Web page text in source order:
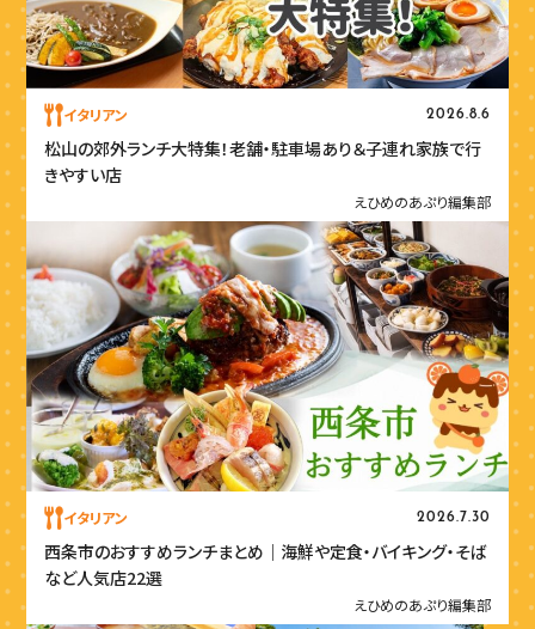
イタリアン 2026.8.6
松山の郊外ランチ大特集！老舗・駐車場あり＆子連れ家族で行
きやすい店
えひめのあぷり編集部
イタリアン 2026.7.30
西条市のおすすめランチまとめ｜海鮮や定食・バイキング・そば
など人気店22選
えひめのあぷり編集部